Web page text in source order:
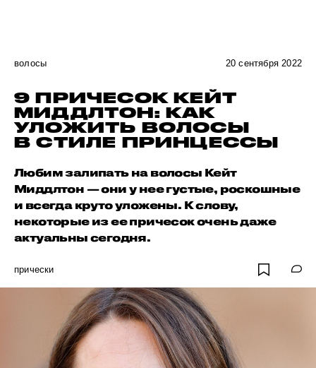
волосы 20 сентября 2022
9 ПРИЧЕСОК КЕЙТ
МИДДЛТОН: КАК
УЛОЖИТЬ ВОЛОСЫ
В СТИЛЕ ПРИНЦЕССЫ
Любим залипать на волосы Кейт
Миддлтон — они у нее густые, роскошные
и всегда круто уложены. К слову,
некоторые из ее причесок очень даже
актуальны сегодня.
прически